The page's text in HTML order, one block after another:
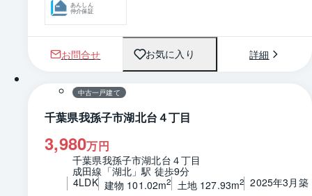
あんしん
仲介保証
お問合せ お気に入り 詳細
1 / 0 間取り
中古一戸建て
千葉県我孫子市湖北台４丁目
3,980万円
千葉県我孫子市湖北台４丁目
成田線「湖北」駅 徒歩9分
4LDK 建物 101.02m2 土地 127.93m2 2025年3月築